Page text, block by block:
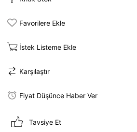
Favorilere Ekle
İstek Listeme Ekle
Karşılaştır
Fiyat Düşünce Haber Ver
Tavsiye Et